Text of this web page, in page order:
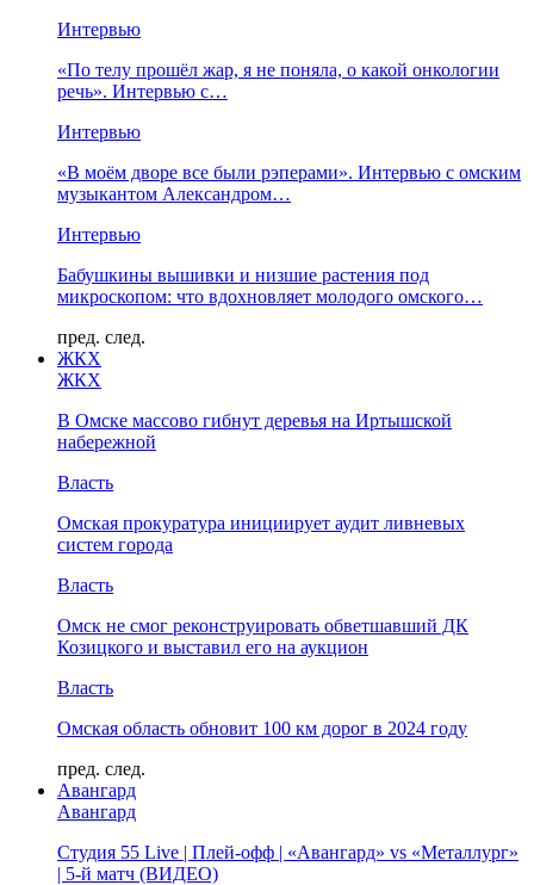
Интервью
«По телу прошёл жар, я не поняла, о какой онкологии
речь». Интервью с…
Интервью
«В моём дворе все были рэперами». Интервью с омским
музыкантом Александром…
Интервью
Бабушкины вышивки и низшие растения под
микроскопом: что вдохновляет молодого омского…
пред. след.
ЖКХ
ЖКХ
В Омске массово гибнут деревья на Иртышской
набережной
Власть
Омская прокуратура инициирует аудит ливневых
систем города
Власть
Омск не смог реконструировать обветшавший ДК
Козицкого и выставил его на аукцион
Власть
Омская область обновит 100 км дорог в 2024 году
пред. след.
Авангард
Авангард
Студия 55 Live | Плей-офф | «Авангард» vs «Металлург»
| 5-й матч (ВИДЕО)